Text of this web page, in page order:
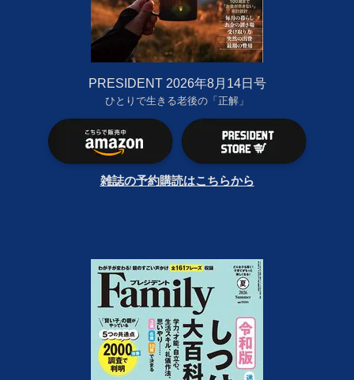
PRESIDENT 2026年8月14日号
ひとりで生きる老後の「正解」
雑誌の予約購読はこちらから